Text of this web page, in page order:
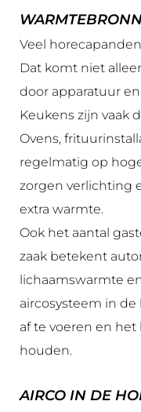
Veel
Dat komt niet
door apparatuur
Keukens zijn vaak
Ovens,
regelmatig op
zorgen verlichting
extra warmte.
Ook het aantal
zaak betekent
lichaamswarmte
aircosysteem in
af te voeren en
houden.
AIRCO IN DE